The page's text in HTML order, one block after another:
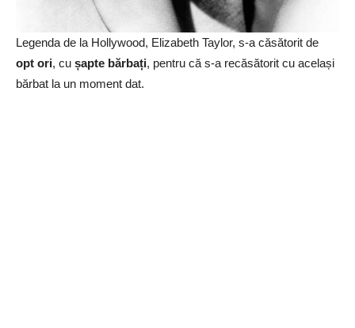
Legenda de la Hollywood, Elizabeth Taylor, s-a căsătorit de
opt ori, cu șapte bărbați, pentru că s-a recăsătorit cu același
bărbat la un moment dat.